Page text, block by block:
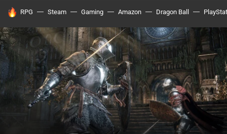
HOY SE HABLA DE
RPG Steam Gaming Amazon Dragon Ball